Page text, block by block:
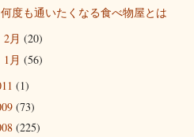
何度も通いたくなる食べ物屋とは
2月 (20)
1月 (56)
(1)
(73)
(225)